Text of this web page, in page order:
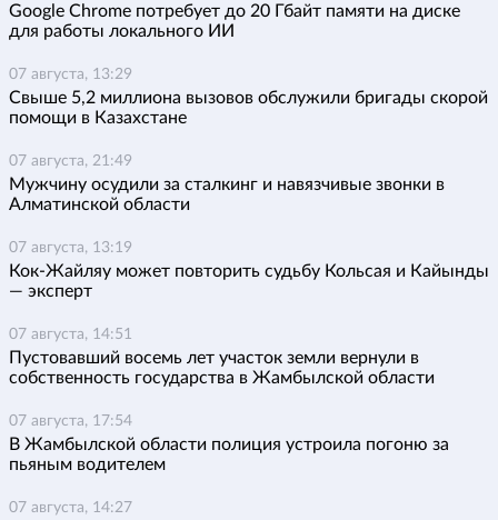
Google Chrome потребует до 20 Гбайт памяти на диске
для работы локального ИИ
07 августа, 13:29
Свыше 5,2 миллиона вызовов обслужили бригады скорой
помощи в Казахстане
07 августа, 21:49
Мужчину осудили за сталкинг и навязчивые звонки в
Алматинской области
07 августа, 13:19
Кок-Жайляу может повторить судьбу Кольсая и Кайынды
— эксперт
07 августа, 14:51
Пустовавший восемь лет участок земли вернули в
собственность государства в Жамбылской области
07 августа, 17:54
В Жамбылской области полиция устроила погоню за
пьяным водителем
07 августа, 14:27